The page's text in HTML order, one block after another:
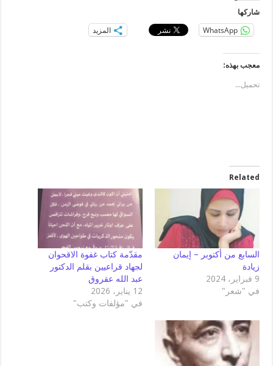
شاركها
WhatsApp المزيد
معجب بهذه:
تحميل...
Related
السابع من أكتوبر – إيمان
زيادة
9 فبراير، 2024
في "شعر"
مقدّمة كتاب غفوة الاقحوان
لجهاد قراعيين بقلم الدكتور
عبد الله عقروق
12 يناير، 2026
في "مؤلفات وكتب"